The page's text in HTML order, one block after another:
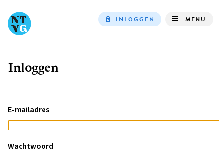
INLOGGEN MENU
Kruimelpad
Inloggen
E-mailadres
Wachtwoord